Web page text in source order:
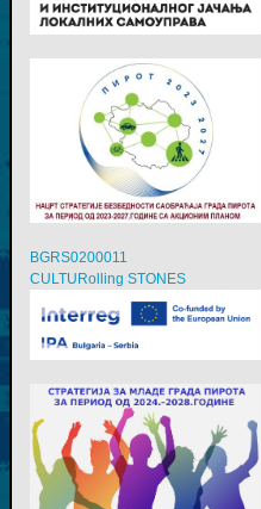
BGRS0200011
CULTURolling STONES